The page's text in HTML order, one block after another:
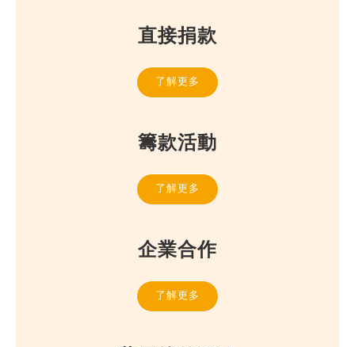
直接捐款
了解更多
籌款活動
了解更多
企業合作
了解更多